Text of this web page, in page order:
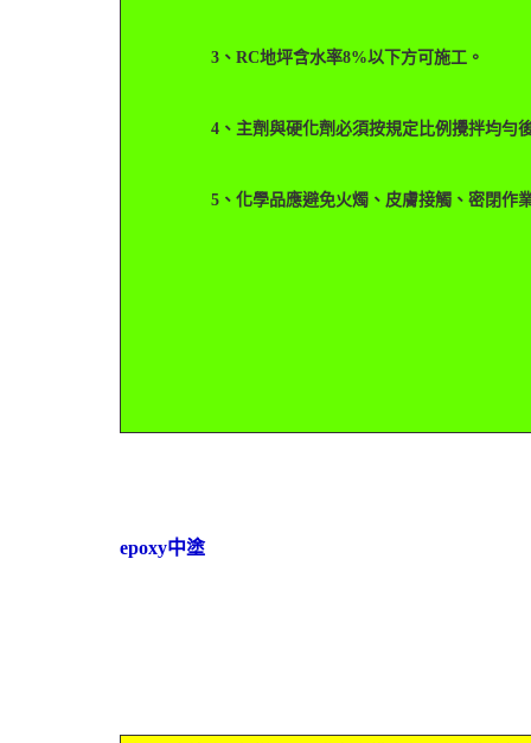
3、RC地坪含水率8%以下方可施工。
4、主劑與硬化劑必須按規定比例攪拌均勻後
5、化學品應避免火燭、皮膚接觸、密閉作
epoxy中塗